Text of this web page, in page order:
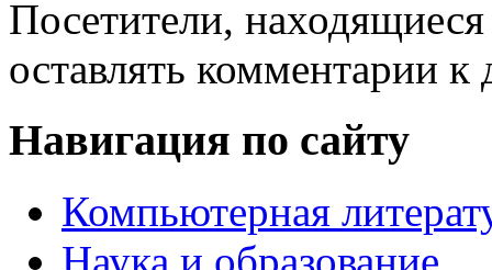
Посетители,
оставлять комментарии к
Навигация по сайту
Компьютерная
Наука и образование